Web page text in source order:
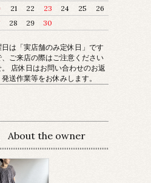
21 22 23 24 25
26
28 29 30
日は「実店舗のみ定休日」です
、ご来店の際はご注意ください
。 店休日はお問い合わせのお返
送作業等をお休みします。
About the owner